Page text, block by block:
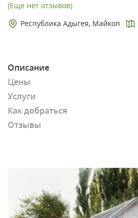
(Еще нет отзывов)
Республика Адыгея, Майкоп
Описание
Цены
Услуги
Как добраться
Отзывы